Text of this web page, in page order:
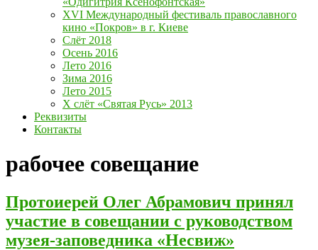
XVI Международный фестиваль православного
кино «Покров» в г. Киеве
Слёт 2018
Осень 2016
Лето 2016
Зима 2016
Лето 2015
Х слёт «Святая Русь» 2013
Реквизиты
Контакты
рабочее совещание
Протоиерей Олег Абрамович принял
участие в совещании с руководством
музея-заповедника «Несвиж»